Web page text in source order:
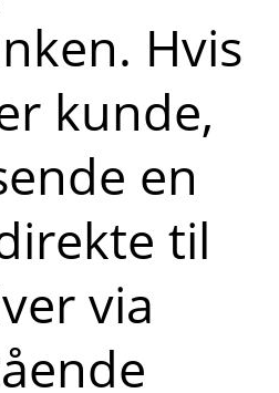
Hvis
kunde,
en
til
via